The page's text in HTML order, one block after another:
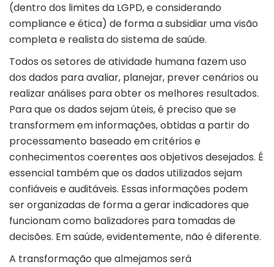
(dentro dos limites da LGPD, e considerando
compliance e ética) de forma a subsidiar uma visão
completa e realista do sistema de saúde.
Todos os setores de atividade humana fazem uso
dos dados para avaliar, planejar, prever cenários ou
realizar análises para obter os melhores resultados.
Para que os dados sejam úteis, é preciso que se
transformem em informações, obtidas a partir do
processamento baseado em critérios e
conhecimentos coerentes aos objetivos desejados. É
essencial também que os dados utilizados sejam
confiáveis e auditáveis. Essas informações podem
ser organizadas de forma a gerar indicadores que
funcionam como balizadores para tomadas de
decisões. Em saúde, evidentemente, não é diferente.
A transformação que almejamos será